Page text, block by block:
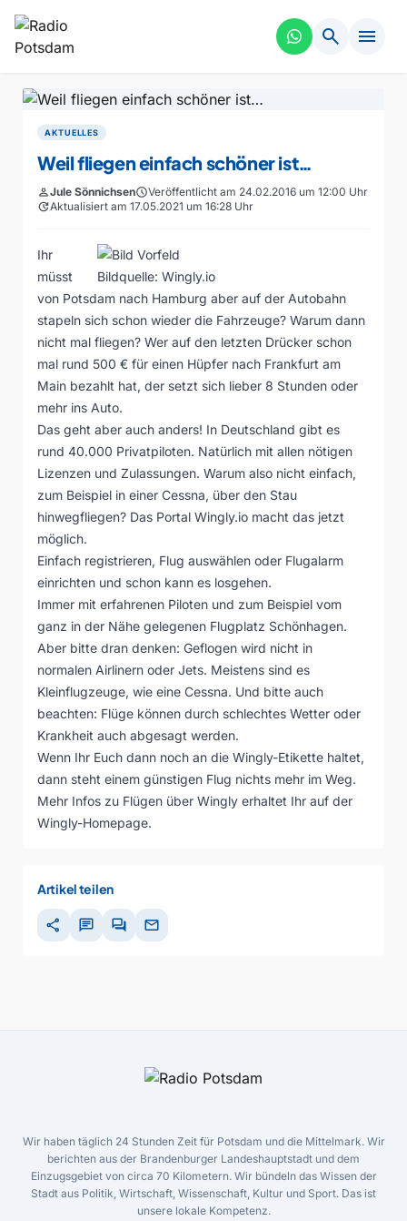
search menu
AKTUELLES
Weil fliegen einfach schöner ist…
personJule SönnichsenscheduleVeröffentlicht am 24.02.2016 um 12:00 Uhr
updateAktualisiert am 17.05.2021 um 16:28 Uhr
Bildquelle: Wingly.io
Ihr
müsst
von Potsdam nach Hamburg aber auf der Autobahn
stapeln sich schon wieder die Fahrzeuge? Warum dann
nicht mal fliegen? Wer auf den letzten Drücker schon
mal rund 500 € für einen Hüpfer nach Frankfurt am
Main bezahlt hat, der setzt sich lieber 8 Stunden oder
mehr ins Auto.
Das geht aber auch anders! In Deutschland gibt es
rund 40.000 Privatpiloten. Natürlich mit allen nötigen
Lizenzen und Zulassungen. Warum also nicht einfach,
zum Beispiel in einer Cessna, über den Stau
hinwegfliegen? Das Portal Wingly.io macht das jetzt
möglich.
Einfach registrieren, Flug auswählen oder Flugalarm
einrichten und schon kann es losgehen.
Immer mit erfahrenen Piloten und zum Beispiel vom
ganz in der Nähe gelegenen Flugplatz Schönhagen.
Aber bitte dran denken: Geflogen wird nicht in
normalen Airlinern oder Jets. Meistens sind es
Kleinflugzeuge, wie eine Cessna. Und bitte auch
beachten: Flüge können durch schlechtes Wetter oder
Krankheit auch abgesagt werden.
Wenn Ihr Euch dann noch an die Wingly-Etikette haltet,
dann steht einem günstigen Flug nichts mehr im Weg.
Mehr Infos zu Flügen über Wingly erhaltet Ihr auf der
Wingly-Homepage.
Artikel teilen
share chat forum mail
Wir haben täglich 24 Stunden Zeit für Potsdam und die Mittelmark. Wir
berichten aus der Brandenburger Landeshauptstadt und dem
Einzugsgebiet von circa 70 Kilometern. Wir bündeln das Wissen der
Stadt aus Politik, Wirtschaft, Wissenschaft, Kultur und Sport. Das ist
unsere lokale Kompetenz.